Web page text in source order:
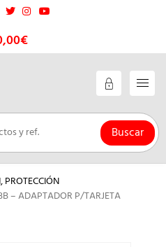
Buscar
– ADAPTADOR P/TARJETA